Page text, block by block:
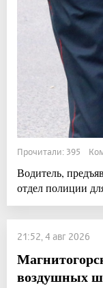
Прочитали: 395
Водитель,
отдел полиции
21:52, 4 авг 2026
воздушных